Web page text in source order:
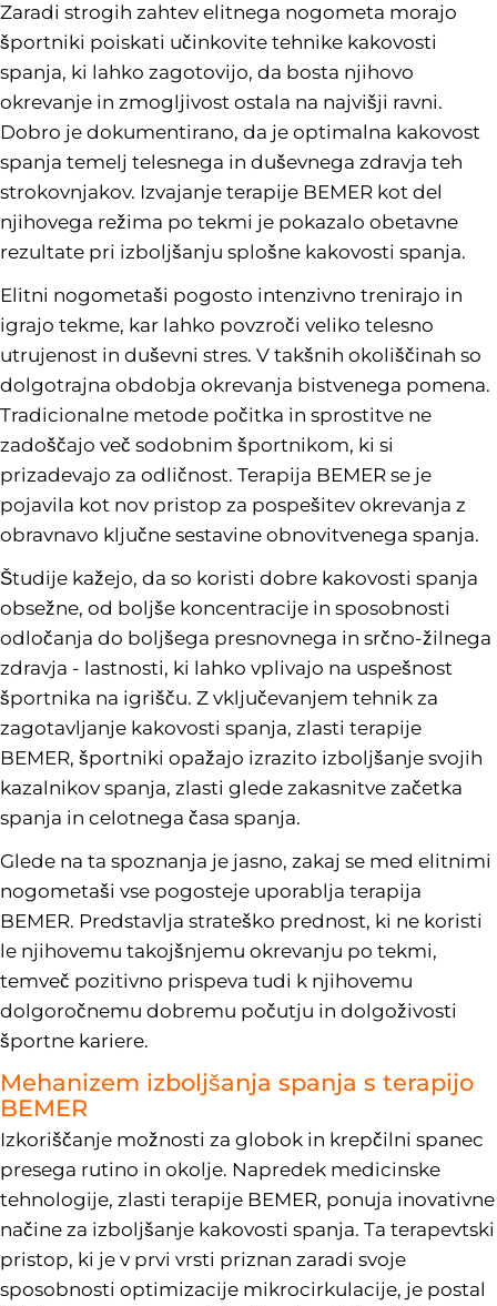
Zaradi strogih zahtev elitnega nogometa morajo
športniki poiskati učinkovite tehnike kakovosti
spanja, ki lahko zagotovijo, da bosta njihovo
okrevanje in zmogljivost ostala na najvišji ravni.
Dobro je dokumentirano, da je optimalna kakovost
spanja temelj telesnega in duševnega zdravja teh
strokovnjakov. Izvajanje terapije BEMER kot del
njihovega režima po tekmi je pokazalo obetavne
rezultate pri izboljšanju splošne kakovosti spanja.
Elitni nogometaši pogosto intenzivno trenirajo in
igrajo tekme, kar lahko povzroči veliko telesno
utrujenost in duševni stres. V takšnih okoliščinah so
dolgotrajna obdobja okrevanja bistvenega pomena.
Tradicionalne metode počitka in sprostitve ne
zadoščajo več sodobnim športnikom, ki si
prizadevajo za odličnost. Terapija BEMER se je
pojavila kot nov pristop za pospešitev okrevanja z
obravnavo ključne sestavine obnovitvenega spanja.
Študije kažejo, da so koristi dobre kakovosti spanja
obsežne, od boljše koncentracije in sposobnosti
odločanja do boljšega presnovnega in srčno-žilnega
zdravja - lastnosti, ki lahko vplivajo na uspešnost
športnika na igrišču. Z vključevanjem tehnik za
zagotavljanje kakovosti spanja, zlasti terapije
BEMER, športniki opažajo izrazito izboljšanje svojih
kazalnikov spanja, zlasti glede zakasnitve začetka
spanja in celotnega časa spanja.
Glede na ta spoznanja je jasno, zakaj se med elitnimi
nogometaši vse pogosteje uporablja terapija
BEMER. Predstavlja strateško prednost, ki ne koristi
le njihovemu takojšnjemu okrevanju po tekmi,
temveč pozitivno prispeva tudi k njihovemu
dolgoročnemu dobremu počutju in dolgoživosti
športne kariere.
Mehanizem izboljšanja spanja s terapijo
BEMER
Izkoriščanje možnosti za globok in krepčilni spanec
presega rutino in okolje. Napredek medicinske
tehnologije, zlasti terapije BEMER, ponuja inovativne
načine za izboljšanje kakovosti spanja. Ta terapevtski
pristop, ki je v prvi vrsti priznan zaradi svoje
sposobnosti optimizacije mikrocirkulacije, je postal